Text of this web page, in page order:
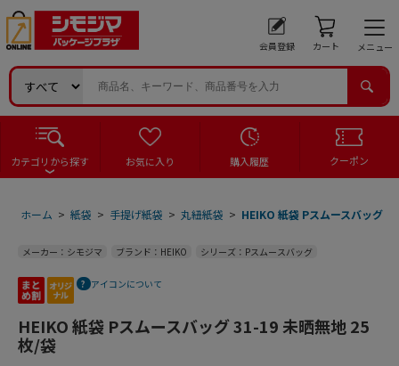
会員登録 カート メニュー
カテゴリから探す お気に入り 購入履歴 クーポン
ホーム > 紙袋 > 手提げ紙袋 > 丸紐紙袋 > HEIKO 紙袋 Pスムースバッグ
メーカー：シモジマ ブランド：HEIKO シリーズ：Pスムースバッグ
アイコンについて
HEIKO 紙袋 Pスムースバッグ 31-19 未晒無地 25
枚/袋